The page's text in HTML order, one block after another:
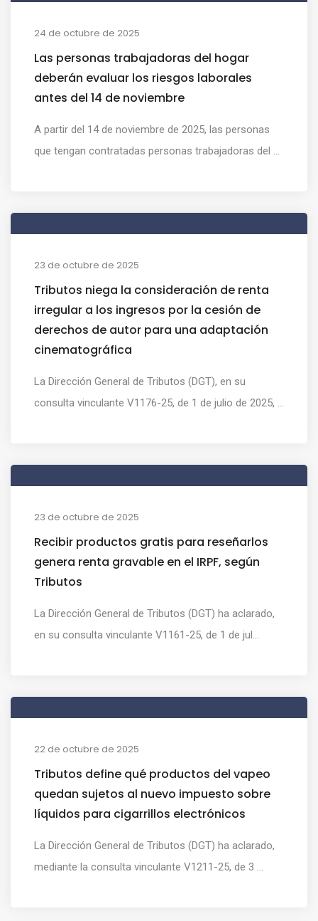
24 de octubre de 2025
Las personas trabajadoras del hogar
deberán evaluar los riesgos laborales
antes del 14 de noviembre
A partir del 14 de noviembre de 2025, las personas
que tengan contratadas personas trabajadoras del ...
23 de octubre de 2025
Tributos niega la consideración de renta
irregular a los ingresos por la cesión de
derechos de autor para una adaptación
cinematográfica
La Dirección General de Tributos (DGT), en su
consulta vinculante V1176-25, de 1 de julio de 2025, ...
23 de octubre de 2025
Recibir productos gratis para reseñarlos
genera renta gravable en el IRPF, según
Tributos
La Dirección General de Tributos (DGT) ha aclarado,
en su consulta vinculante V1161-25, de 1 de jul...
22 de octubre de 2025
Tributos define qué productos del vapeo
quedan sujetos al nuevo impuesto sobre
líquidos para cigarrillos electrónicos
La Dirección General de Tributos (DGT) ha aclarado,
mediante la consulta vinculante V1211-25, de 3 ...